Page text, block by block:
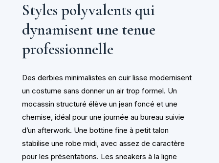
Styles polyvalents qui
dynamisent une tenue
professionnelle
Des derbies minimalistes en cuir lisse modernisent
un costume sans donner un air trop formel. Un
mocassin structuré élève un jean foncé et une
chemise, idéal pour une journée au bureau suivie
d’un afterwork. Une bottine fine à petit talon
stabilise une robe midi, avec assez de caractère
pour les présentations. Les sneakers à la ligne